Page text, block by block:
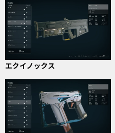
エクイノックス